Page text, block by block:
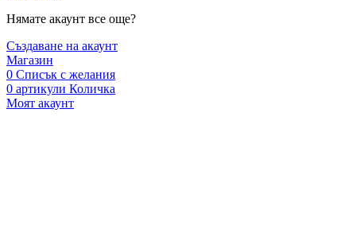
Нямате акаунт все още?
Създаване на акаунт
Магазин
0 Списък с желания
0 артикули Количка
Моят акаунт